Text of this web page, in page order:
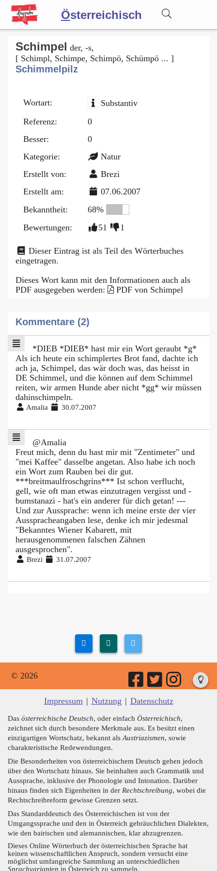
Österreichisch
Wörterbuch
Forum
Blog
Schimpel der, -s,
[ Schimpl, Schimpe, Schimpö, Schümpö ... ]
Schimmelpilz
Wortart:
Substantiv
Referenz:
0
Besser:
0
Kategorie:
Natur
Erstellt von:
Brezi
Erstellt am:
07.06.2007
Bekanntheit:
68%
Bewertungen:
51 1
Dieser Eintrag ist als Teil des Wörterbuches
eingetragen.
Dieses Wort kann mit den Informationen auch als
PDF ausgegeben werden:
PDF von Schimpel
Kommentare (2)
*DIEB *DIEB* hast mir ein Wort geraubt *g*
Als ich heute ein schimplertes Brot fand, dachte ich
ach ja, Schimpel, das wär doch was, das heisst in
DE Schimmel, und die können auf dem Schimmel
reiten, wir armen Hunde aber nicht *gg* wir müssen
dahinschimpeln.
Amalia 30.07.2007
@Amalia
Freut mich, denn du hast mir mit "Zentimeter" und
"mei Kaffee" dasselbe angetan. Also habe ich noch
ein Wort zum Rauben bei dir gut.
***breitmaulfroschgrins*** Ist schon verflucht,
gell, wie oft man etwas einzutragen vergisst und -
bumstanazi - hat's ein anderer für dich getan! ---
Und zur Aussprache: wenn ich meine erste der vier
Ausspracheangaben lese, denke ich mir jedesmal
"Bekanntes Wiener Kabarett, mit
herausgenommenen falschen Zähnen
ausgesprochen".
Brezi 31.07.2007
© 2026
Impressum | Nutzung | Datenschutz
Das österreichische Deutsch, oder einfach Österreichisch,
zeichnet sich durch besondere Merkmale aus. Es besitzt einen
einzigartigen Wortschatz, bekannt als Austriazismen, sowie
charakteristische Redewendungen.
Die Besonderheiten von österreichischem Deutsch gehen jedoch
über den Wortschatz hinaus. Sie beinhalten auch Grammatik und
Aussprache, inklusive der Phonologie und Intonation. Darüber
hinaus finden sich Eigenheiten in der Rechtschreibung, wobei die
Rechtschreibreform gewisse Grenzen setzt.
Das Standarddeutsch des Österreichischen ist von der
Umgangssprache und den in Österreich gebräuchlichen Dialekten,
wie den bairischen und alemannischen, klar abzugrenzen.
Dieses Online Wörterbuch der österreichischen Sprache hat
keinen wissenschaftlichen Anspruch, sondern versucht eine
möglichst umfangreiche Sammlung an unterschiedlichen
Sprachvarianten in Österreich zu sammeln.